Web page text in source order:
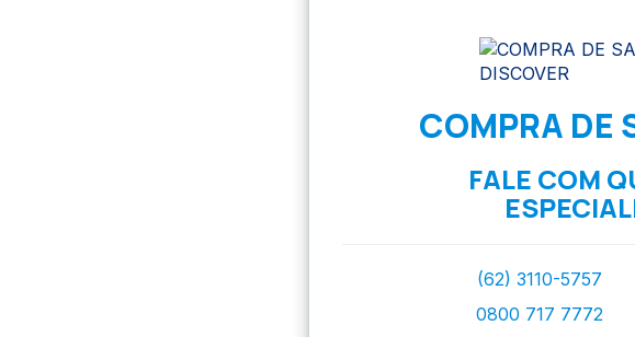
COMPRA DE
FALE COM
(62) 3110-5757
0800 717 7772